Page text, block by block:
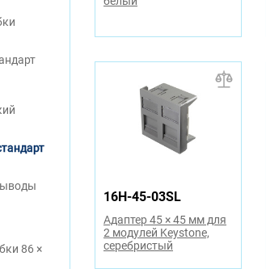
86 ×
16H-45-03SL
Адаптер 45 × 45 мм для
2 модулей Keystone,
серебристый